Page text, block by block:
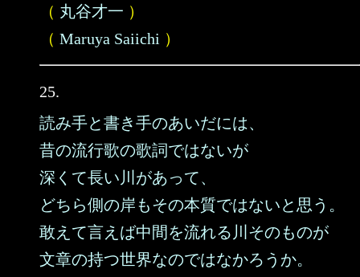
（ 丸谷才一 ）
（ Maruya Saiichi ）
25.
読み手と書き手のあいだには、
昔の流行歌の歌詞ではないが
深くて長い川があって、
どちら側の岸もその本質ではないと思う。
敢えて言えば中間を流れる川そのものが
文章の持つ世界なのではなかろうか。